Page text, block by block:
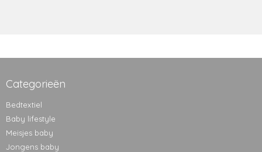
Categorieën
Bedtextiel
Baby lifestyle
Meisjes baby
Jongens baby